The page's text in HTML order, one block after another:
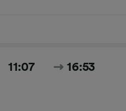
11:07 16:53